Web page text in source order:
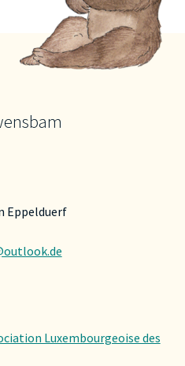
Eppelduerf
Luxembourgeoise des